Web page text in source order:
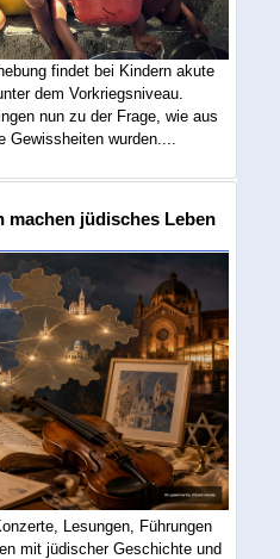
findet bei Kindern akute
dem Vorkriegsniveau.
nun zu der Frage, wie aus
Gewissheiten wurden....
machen jüdisches Leben
Lesungen, Führungen
mit jüdischer Geschichte und